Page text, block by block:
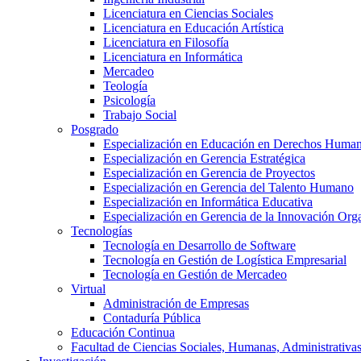
Licenciatura en Ciencias Sociales
Licenciatura en Educación Artística
Licenciatura en Filosofía
Licenciatura en Informática
Mercadeo
Teología
Psicología
Trabajo Social
Posgrado
Especialización en Educación en Derechos
Especialización en Gerencia Estratégica
Especialización en Gerencia de Proyectos
Especialización en Gerencia del Talento Humano
Especialización en Informática Educativa
Especialización en Gerencia de la Innovación
Tecnologías
Tecnología en Desarrollo de Software
Tecnología en Gestión de Logística Empresarial
Tecnología en Gestión de Mercadeo
Virtual
Administración de Empresas
Contaduría Pública
Educación Continua
Facultad de Ciencias Sociales, Humanas,